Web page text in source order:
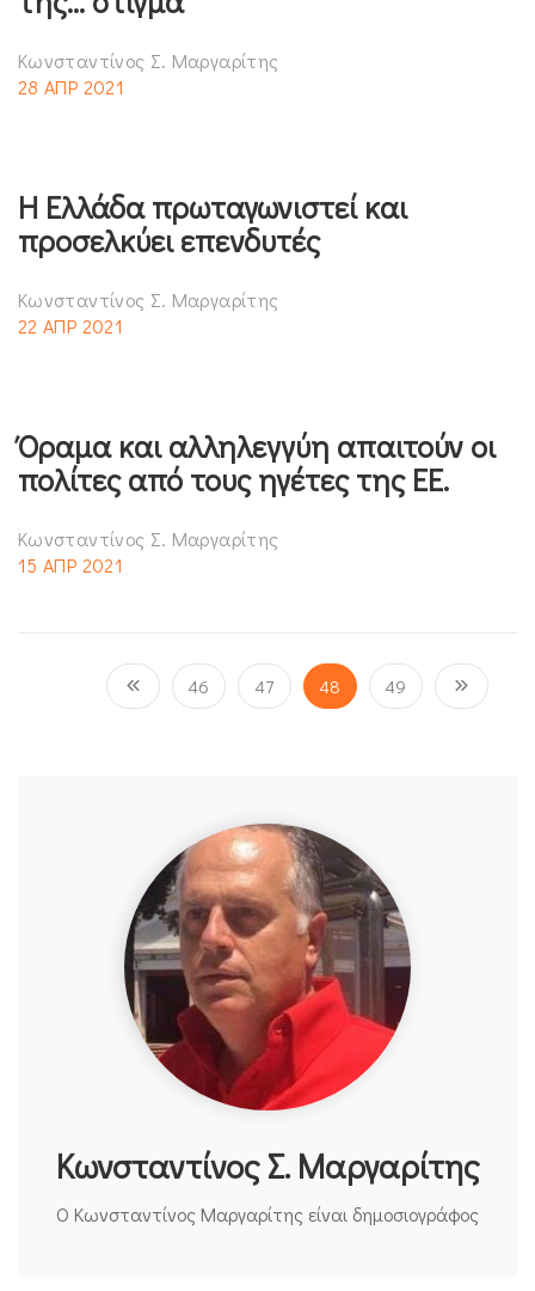
Κωνσταντίνος Σ. Μαργαρίτης
28 ΑΠΡ 2021
Η Ελλάδα πρωταγωνιστεί και
προσελκύει επενδυτές
Κωνσταντίνος Σ. Μαργαρίτης
22 ΑΠΡ 2021
Όραμα και αλληλεγγύη απαιτούν οι
πολίτες από τους ηγέτες της ΕΕ.
Κωνσταντίνος Σ. Μαργαρίτης
15 ΑΠΡ 2021
46 47 48 49
Κωνσταντίνος Σ. Μαργαρίτης
Ο Κωνσταντίνος Μαργαρίτης είναι δημοσιογράφος